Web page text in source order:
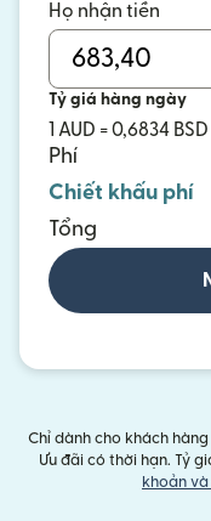
Họ nhận tiền
Tỷ giá hàng ngày
1 AUD = 0,6834 BSD
Phí
Chiết khấu phí
Tổng
Chỉ dành cho khách
Ưu đãi có thời hạn. Tỷ
khoản